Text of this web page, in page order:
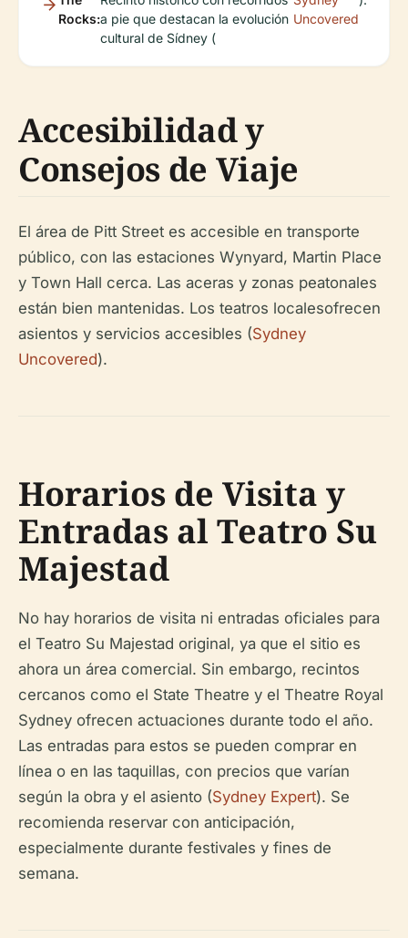
Rocks:a pie que destacan la evolución
cultural de Sídney (
Uncovered
Accesibilidad y
Consejos de Viaje
El área de Pitt Street es accesible en transporte
público, con las estaciones Wynyard, Martin Place
y Town Hall cerca. Las aceras y zonas peatonales
están bien mantenidas. Los teatros localesofrecen
asientos y servicios accesibles (Sydney
Uncovered).
Horarios de Visita y
Entradas al Teatro Su
Majestad
No hay horarios de visita ni entradas oficiales para
el Teatro Su Majestad original, ya que el sitio es
ahora un área comercial. Sin embargo, recintos
cercanos como el State Theatre y el Theatre Royal
Sydney ofrecen actuaciones durante todo el año.
Las entradas para estos se pueden comprar en
línea o en las taquillas, con precios que varían
según la obra y el asiento (Sydney Expert). Se
recomienda reservar con anticipación,
especialmente durante festivales y fines de
semana.